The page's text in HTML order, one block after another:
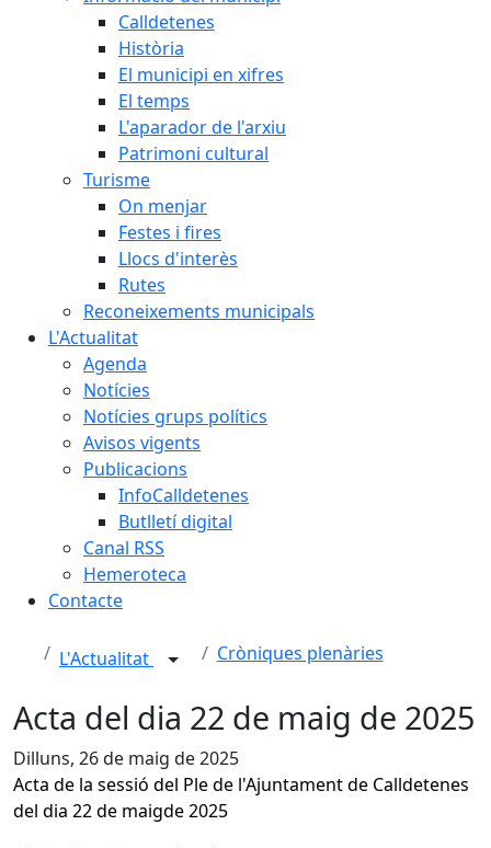
Calldetenes
Història
El municipi en xifres
El temps
L'aparador de l'arxiu
Patrimoni cultural
Turisme
On menjar
Festes i fires
Llocs d'interès
Rutes
Reconeixements municipals
L'Actualitat
Agenda
Notícies
Notícies grups polítics
Avisos vigents
Publicacions
InfoCalldetenes
Butlletí digital
Canal RSS
Hemeroteca
Contacte
L'Actualitat Cròniques plenàries
Acta del dia 22 de maig de 2025
Dilluns, 26 de maig de 2025
Acta de la sessió del Ple de l'Ajuntament de Calldetenes
del dia 22 de maigde 2025